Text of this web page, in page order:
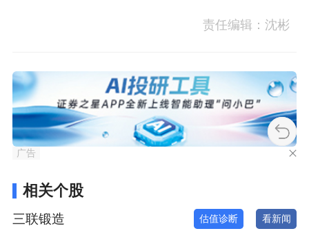
责任编辑：沈彬
广告
相关个股
三联锻造 估值诊断 看新闻